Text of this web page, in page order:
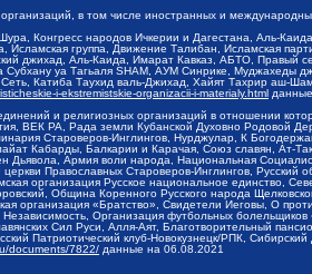
в том числе иностранных и
Конгресс народов Ичкерии и Дагестана, Аль-
Исламская группа, Движение Талибан, Исламская
джихад, Аль-Каида, Имарат Кавказ, АБТО, Правый
Субхану уа Тагьаля SHAM, АУМ Синрике, Муджахеды
Сеть, Катиба Таухид валь-Джихад, Хайят Тахрир аш-
i-ekstremistskie-organizacii-i-materialy.html
и религиозных организаций в отношении
ВЕК РА, Рада земли Кубанской Духовно Родовой
Староверов-Инглингов, Нурджулар, К
Кабарды, Балкарии и Карачая, Союз славян, Ат-
Армия воли народа, Национальная
церкви Православных Староверов-Инглингов,
организация Русское национальное единство,
Община Коренного Русского народа
организация «Братство», Свидетели Иеговы, О
Организация футбольных
Сил Руси, Алля-Аят, Благотворительный
Патриотический клуб-Новокузнецк/РПК,
documents/7822/ данные на 06.08.2021